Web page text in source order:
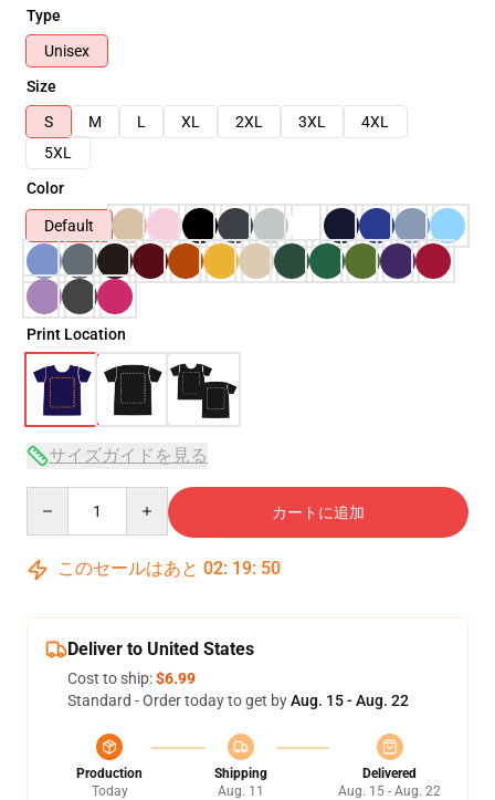
Type
Unisex
Size
S
M L XL 2XL 3XL
4XL
5XL
Color
Default
Print Location
サイズガイドを見る
カートに追加
このセールはあと 02: 19: 49
Deliver to United States
Cost to ship:$6.99
Standard - Order today to get byAug. 15 - Aug. 22
Production
Today
Shipping
Aug. 11
Delivered
Aug. 15 - Aug. 22